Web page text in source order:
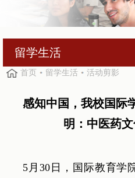
留学生活
首页 留学生活 活动剪影
感知中国，我校国际
明：中医药
5月30日，国际教育学